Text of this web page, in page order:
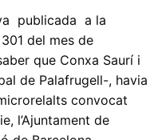
publicada a la
del mes de
que Conxa Saurí i
de Palafrugell-, havia
convocat
l’Ajuntament de